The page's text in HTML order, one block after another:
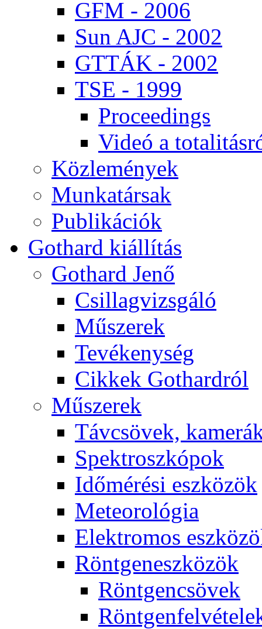
GFM - 2006
Sun AJC - 2002
GT­TÁK - 2002
TSE - 1999
Pro­ce­e­dings
Vi­deó a
Köz­le­mé­nyek
Mun­ka­tár­sak
Pub­li­ká­ci­ók
Got­hard ki­ál­lí­tás
Got­hard Je­nő
Csil­lag­vizs­gá­ló
Mű­sze­rek
Te­vé­keny­ség
Cik­kek Got­hard­ról
Mű­sze­rek
Táv­csö­vek,
Spekt­rosz­kó­pok
Idő­mé­ré­si esz­kö­zök
Me­te­o­ro­ló­gia
Elekt­ro­mos
Rönt­gen­esz­kö­zök
Rönt­gen­csö­vek